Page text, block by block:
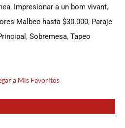
, Impresionar a un bom vivant,
Malbec hasta $30.000, Paraje
, Sobremesa, Tapeo
a Mis Favoritos